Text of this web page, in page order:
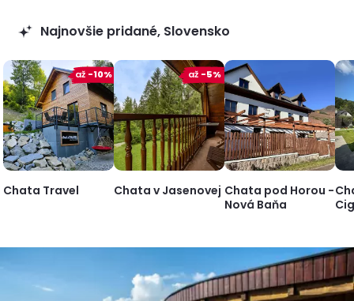
Najnovšie pridané, Slovensko
Chata Travel
až -10%
Chata v Jasenovej
až -5%
Chata pod Horou -
Nová Baňa